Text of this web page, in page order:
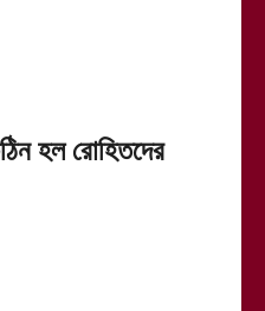
হল রোহিতদের